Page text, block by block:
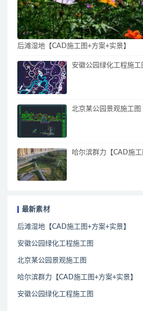
后滩湿地【CAD施工图+方案+实景】
安徽公园绿化工程施工
北京某公园景观施工图
哈尔滨群力【CAD施工
最新素材
后滩湿地【CAD施工图+方案+实景】
安徽公园绿化工程施工图
北京某公园景观施工图
哈尔滨群力【CAD施工图+方案+实景】
安徽公园绿化工程施工图